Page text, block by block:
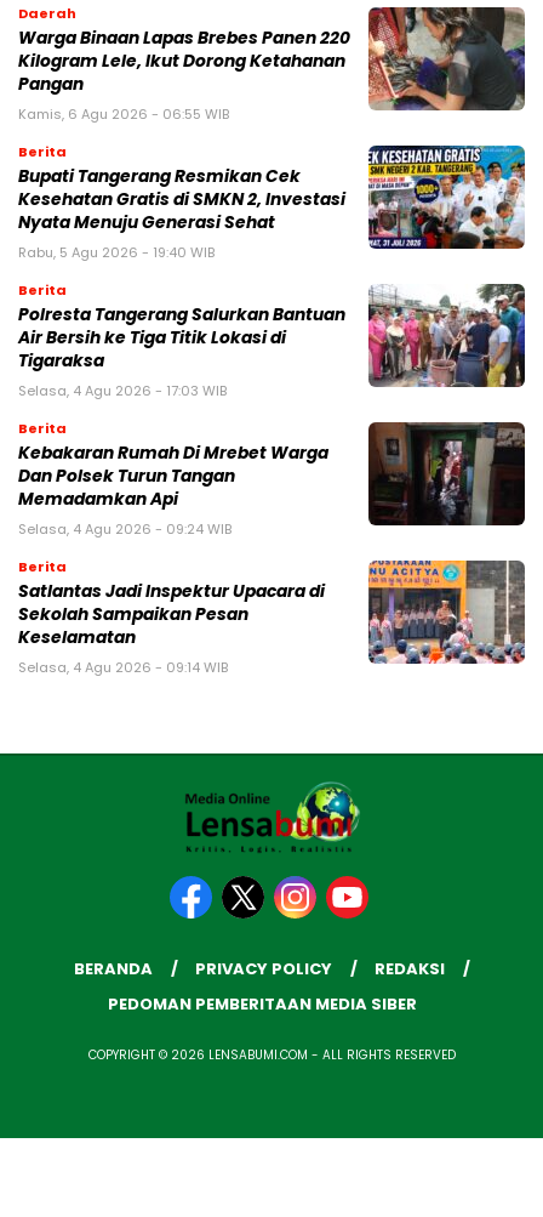
Daerah
Warga Binaan Lapas Brebes Panen 220
Kilogram Lele, Ikut Dorong Ketahanan
Pangan
Kamis, 6 Agu 2026 - 06:55 WIB
Berita
‎Bupati Tangerang Resmikan Cek
Kesehatan Gratis di SMKN 2, Investasi
Nyata Menuju Generasi Sehat
Rabu, 5 Agu 2026 - 19:40 WIB
Berita
Polresta Tangerang Salurkan Bantuan
Air Bersih ke Tiga Titik Lokasi di
Tigaraksa
Selasa, 4 Agu 2026 - 17:03 WIB
Berita
Kebakaran Rumah Di Mrebet Warga
Dan Polsek Turun Tangan
Memadamkan Api
Selasa, 4 Agu 2026 - 09:24 WIB
Berita
Satlantas Jadi Inspektur Upacara di
Sekolah Sampaikan Pesan
Keselamatan
Selasa, 4 Agu 2026 - 09:14 WIB
BERANDA PRIVACY POLICY
REDAKSI
PEDOMAN PEMBERITAAN MEDIA SIBER
COPYRIGHT © 2026 LENSABUMI.COM - ALL RIGHTS RESERVED